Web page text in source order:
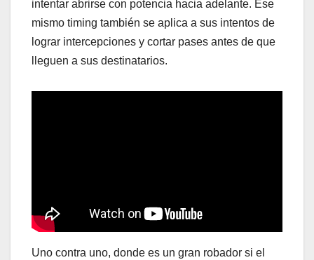
intentar abrirse con potencia hacia adelante. Ese
mismo timing también se aplica a sus intentos de
lograr intercepciones y cortar pases antes de que
lleguen a sus destinatarios.
Uno contra uno, donde es un gran robador si el